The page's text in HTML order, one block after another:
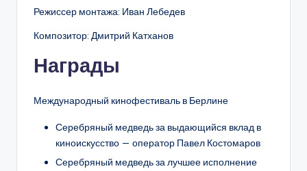
Режиссер монтажа: Иван Лебедев
Композитор: Дмитрий Катханов
Награды
Международный кинофестиваль в Берлине
Серебряный медведь за выдающийся вклад в
киноискусство — оператор Павел Костомаров
Серебряный медведь за лучшее исполнение